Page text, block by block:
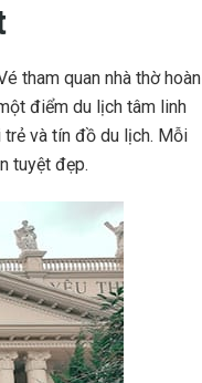
tham quan nhà thờ hoàn
điểm du lịch tâm linh
và tín đồ du lịch. Mỗi
tuyệt đẹp.